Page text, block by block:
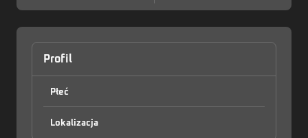
Profil
Płeć
Lokalizacja